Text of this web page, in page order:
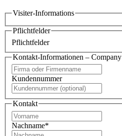
Visiter-Informations
Pflichtfelder
Pflichtfelder
Kontakt-Informationen – Company
Kundennummer
Kontakt
Nachname*